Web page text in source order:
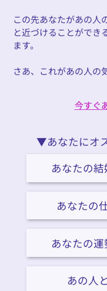
この先あなたがあの人
と近づけることができ
ます。
さあ、これがあの人の
今すぐ
今すぐ
▼あなたにオ
あなたの
あなたの
あなたの
あの人